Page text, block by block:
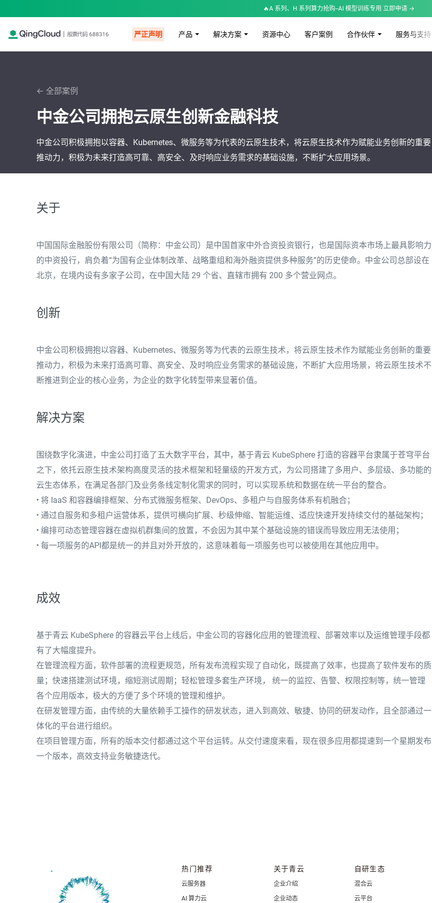
🔥A 系列、H 系列算力抢购--AI 模型训练专用 立即申请 →
严正声明 产品 解决方案 资源中心 客户案例 合作伙伴 服务与支持
← 全部案例
中金公司拥抱云原生创新金融科技
中金公司积极拥抱以容器、Kubernetes、微服务等为代表的云原生技术，将云原生技术作为赋能业务创新的重要
推动力，积极为未来打造高可靠、高安全、及时响应业务需求的基础设施，不断扩大应用场景。
关于
中国国际金融股份有限公司（简称：中金公司）是中国首家中外合资投资银行，也是国际资本市场上最具影响力
的中资投行，肩负着“为国有企业体制改革、战略重组和海外融资提供多种服务”的历史使命。中金公司总部设在
北京，在境内设有多家子公司，在中国大陆 29 个省、直辖市拥有 200 多个营业网点。
创新
中金公司积极拥抱以容器、Kubernetes、微服务等为代表的云原生技术，将云原生技术作为赋能业务创新的重要
推动力，积极为未来打造高可靠、高安全、及时响应业务需求的基础设施，不断扩大应用场景，将云原生技术不
断推进到企业的核心业务，为企业的数字化转型带来显著价值。
解决方案
围绕数字化演进，中金公司打造了五大数字平台，其中，基于青云 KubeSphere 打造的容器平台隶属于苍穹平台
之下，依托云原生技术架构高度灵活的技术框架和轻量级的开发方式，为公司搭建了多用户、多层级、多功能的
云生态体系，在满足各部门及业务条线定制化需求的同时，可以实现系统和数据在统一平台的整合。
• 将 IaaS 和容器编排框架、分布式微服务框架、DevOps、多租户与自服务体系有机融合；
• 通过自服务和多租户运营体系，提供可横向扩展、秒级伸缩、智能运维、适应快速开发持续交付的基础架构；
• 编排可动态管理容器在虚拟机群集间的放置，不会因为其中某个基础设施的错误而导致应用无法使用；
• 每一项服务的API都是统一的并且对外开放的，这意味着每一项服务也可以被使用在其他应用中。
成效
基于青云 KubeSphere 的容器云平台上线后，中金公司的容器化应用的管理流程、部署效率以及运维管理手段都
有了大幅度提升。
在管理流程方面，软件部署的流程更规范，所有发布流程实现了自动化，既提高了效率，也提高了软件发布的质
量；快速搭建测试环境，缩短测试周期；轻松管理多套生产环境， 统一的监控、告警、权限控制等，统一管理
各个应用版本，极大的方便了多个环境的管理和维护。
在研发管理方面，由传统的大量依赖手工操作的研发状态，进入到高效、敏捷、协同的研发动作，且全部通过一
体化的平台进行组织。
在项目管理方面，所有的版本交付都通过这个平台运转。从交付速度来看，现在很多应用都提速到一个星期发布
一个版本，高效支持业务敏捷迭代。
热门推荐
云服务器
AI 算力云
关于青云
企业介绍
企业动态
自研生态
混合云
云平台